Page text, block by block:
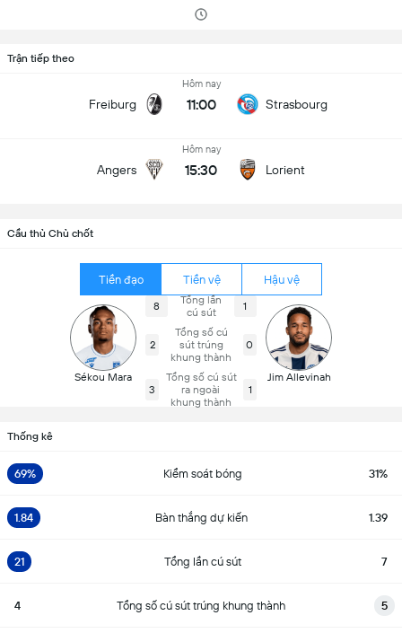
Trận tiếp theo
Freiburg
Hôm nay
11:00 Strasbourg
Angers
Hôm nay
15:30 Lorient
Cầu thủ Chủ chốt
Tiền đạo Tiền vệ Hậu vệ
Sékou Mara
8
Tổng lần
cú sút
1
2
Tổng số cú
sút trúng
khung thành
0
3
Tổng số cú sút
ra ngoài
khung thành
1
Jim Allevinah
Thống kê
69% Kiểm soát bóng 31%
1.84 Bàn thắng dự kiến 1.39
21 Tổng lần cú sút 7
4 Tổng số cú sút trúng khung thành 5